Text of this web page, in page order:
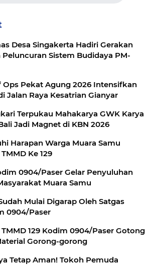
Desa Singakerta Hadiri Gerakan
Sistem Budidaya PM-
Ops Pekat Agung 2026 Intensifkan
Jalan Raya Kesatrian Gianyar
Terpukau Mahakarya GWK Karya
Jadi Magnet di KBN 2026
Harapan Warga Muara Samu
Ke 129
0904/Paser Gelar Penyuluhan
Muara Samu
Mulai Digarap Oleh Satgas
0904/Paser
129 Kodim 0904/Paser Gotong
Gorong-gorong
Tetap Aman! Tokoh Pemuda